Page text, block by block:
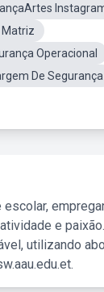
Matriz
Operacional
De Segurança
e
utilizando